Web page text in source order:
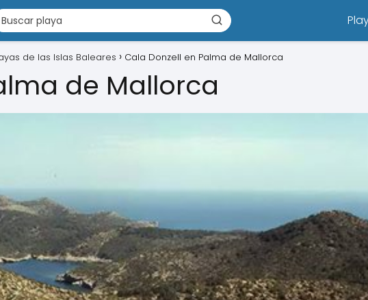
de las Islas Baleares Cala Donzell en Palma de Mallorca
de Mallorca